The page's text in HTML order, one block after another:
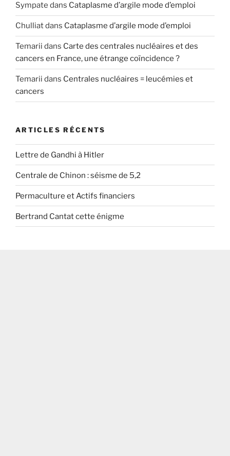
Sympate dans Cataplasme d’argile mode d’emploi
Chulliatdans Cataplasme d’argile mode d’emploi
Temarii dans Carte des centrales nucléaires et des
cancers en France, une étrange coïncidence ?
Temarii dans Centrales nucléaires = leucémies et
cancers
ARTICLES RÉCENTS
Lettre de Gandhi à Hitler
Centrale de Chinon : séisme de 5,2
Permaculture et Actifs financiers
Bertrand Cantat cette énigme